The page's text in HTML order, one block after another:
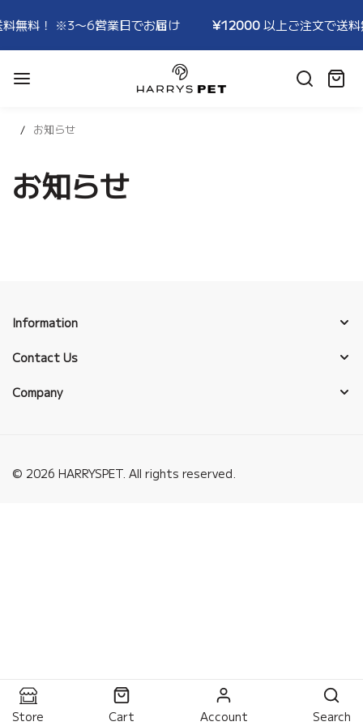
無料！ ※3〜6営業日でお届け ¥12000以上ご注文で送
HARRYSPET
カ
お知らせ
お知らせ
Information
Contact Us
Company
© 2026 HARRYSPET. All rights reserved.
Store Cart Account Search